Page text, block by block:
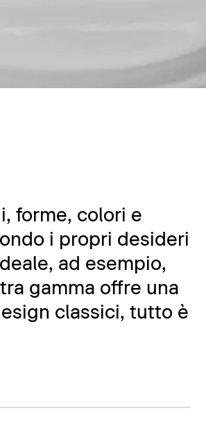
forme, colori e
i propri desideri
ad esempio,
gamma offre una
classici, tutto è